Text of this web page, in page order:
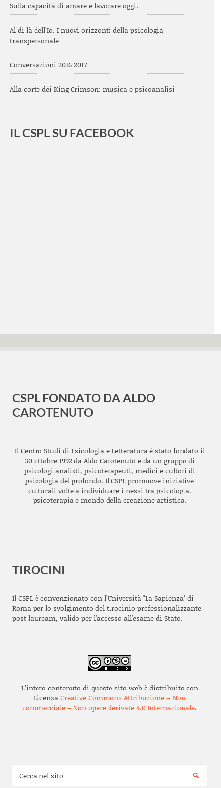
Sulla capacità di amare e lavorare oggi.
Al di là dell’Io. I nuovi orizzonti della psicologia
transpersonale
Conversazioni 2016-2017
Alla corte dei King Crimson: musica e psicoanalisi
IL CSPL SU FACEBOOK
CSPL FONDATO DA ALDO
CAROTENUTO
Il Centro Studi di Psicologia e Letteratura è stato fondato il
30 ottobre 1992 da Aldo Carotenuto e da un gruppo di
psicologi analisti, psicoterapeuti, medici e cultori di
psicologia del profondo. Il CSPL promuove iniziative
culturali volte a individuare i nessi tra psicologia,
psicoterapia e mondo della creazione artistica.
TIROCINI
Il CSPL è convenzionato con l’Università "La Sapienza" di
Roma per lo svolgimento del tirocinio professionalizzante
post lauream, valido per l'accesso all'esame di Stato.
L’intero contenuto di questo sito web è distribuito con
LicenzaCreative Commons Attribuzione – Non
commerciale – Non opere derivate 4.0 Internazionale.